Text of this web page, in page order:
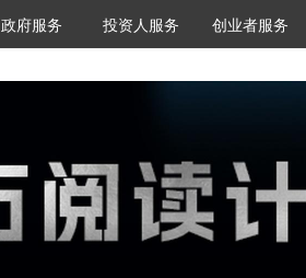
城市之窗
政府服务 VClub投资机构库
投资机构职位推介
投资人服务 创投氪堂
创业者服务